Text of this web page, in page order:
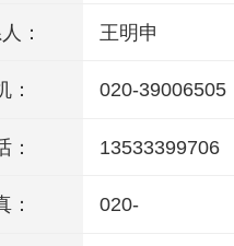
： 王明申
： 020-39006505
： 13533399706
： 020-